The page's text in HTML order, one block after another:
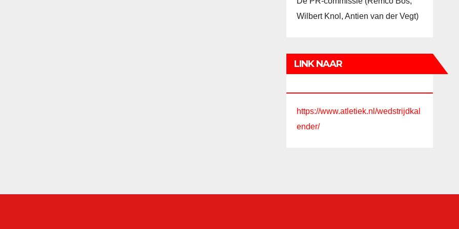
Wilbert Knol, Antien van der Vegt)
LINK NAAR
https://www.atletiek.nl/wedstrijdkal
ender/